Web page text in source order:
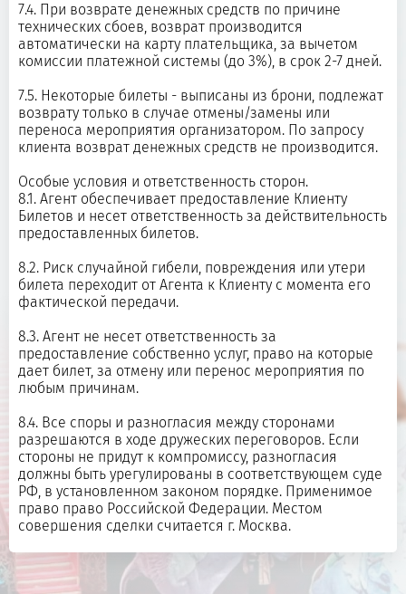
7.4. При возврате денежных средств по причине
технических сбоев, возврат производится
автоматически на карту плательщика, за вычетом
комиссии платежной системы (до 3%), в срок 2-7 дней.
7.5. Некоторые билеты - выписаны из брони, подлежат
возврату только в случае отмены/замены или
переноса мероприятия организатором. По запросу
клиента возврат денежных средств не производится.
Особые условия и ответственность сторон.
8.1. Агент обеспечивает предоставление Клиенту
Билетов и несет ответственность за действительность
предоставленных билетов.
8.2. Риск случайной гибели, повреждения или утери
билета переходит от Агента к Клиенту с момента его
фактической передачи.
8.3. Агент не несет ответственность за
предоставление собственно услуг, право на которые
дает билет, за отмену или перенос мероприятия по
любым причинам.
8.4. Все споры и разногласия между сторонами
разрешаются в ходе дружеских переговоров. Если
стороны не придут к компромиссу, разногласия
должны быть урегулированы в соответствующем суде
РФ, в установленном законом порядке. Применимое
право право Российской Федерации. Местом
совершения сделки считается г. Москва.